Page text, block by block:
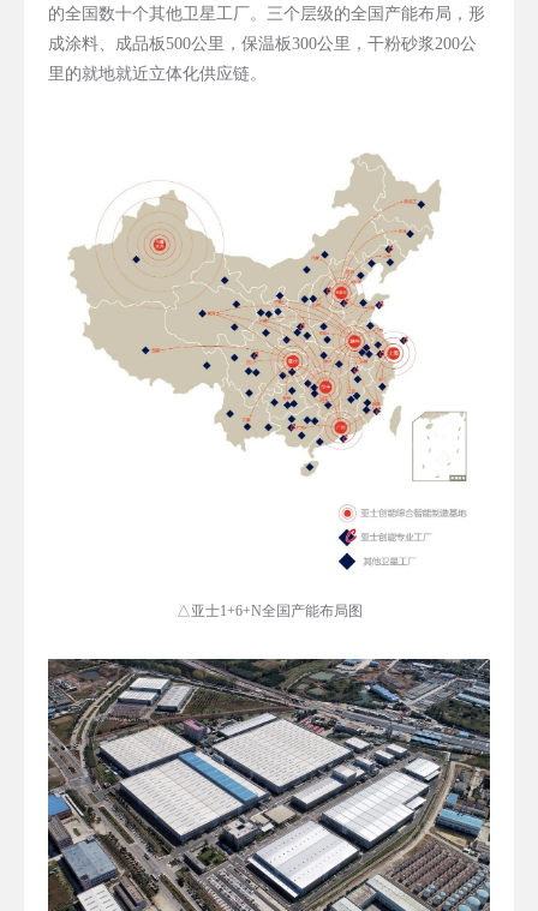
的全国数十个其他卫星工厂。三个层级的全国产能布局，形
成涂料、成品板500公里，保温板300公里，干粉砂浆200公
里的就地就近立体化供应链。
△亚士1+6+N全国产能布局图